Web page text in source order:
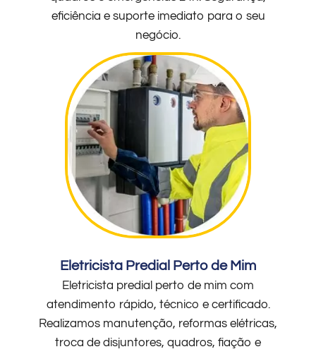
eficiência e suporte imediato para o seu
negócio.
Eletricista Predial Perto de Mim
Eletricista predial perto de mim com
atendimento rápido, técnico e certificado.
Realizamos manutenção, reformas elétricas,
troca de disjuntores, quadros, fiação e